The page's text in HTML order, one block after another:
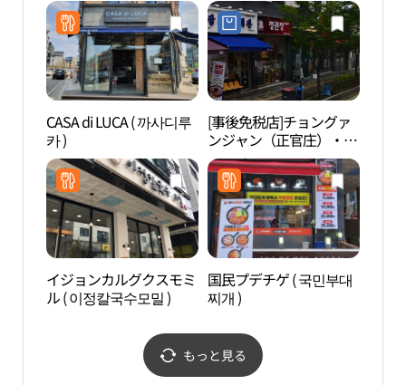
CASA di LUCA ( 까사디루
카 )
[事後免税店]チョングァ
ンジャン（正官庄）・ソ
サボル本店(정관장 소사
벌본점)
イジョンカルグクスモミ
ル ( 이정칼국수모밀 )
国民プデチゲ ( 국민부대
찌개 )
もっと見る